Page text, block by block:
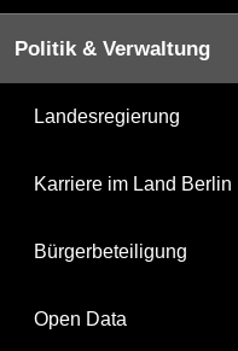
Politik & Verwaltung
Landesregierung
Karriere im Land Berlin
Bürgerbeteiligung
Open Data